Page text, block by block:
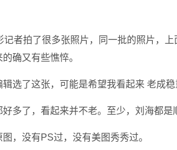
拍了很多张照片，同一批的照片，上
确又有些憔悴。
了这张，可能是希望我看起来 老成稳
了，看起来并不老。至少，刘海都是
没有PS过，没有美图秀秀过。